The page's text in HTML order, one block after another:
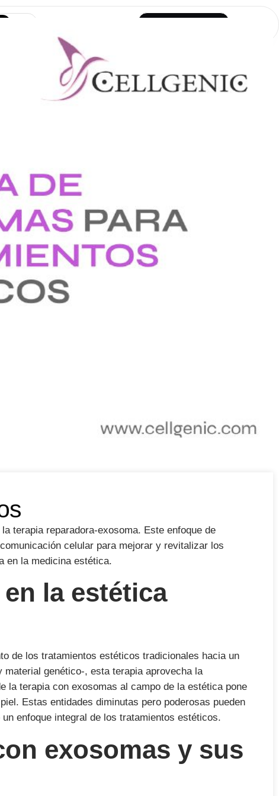
terapia reparadora-exosoma. Este enfoque de
celular para mejorar y revitalizar los
en la medicina estética.
la estética
de los tratamientos estéticos tradicionales hacia un
genético-, esta terapia aprovecha la
la terapia con exosomas al campo de la estética pone
Estas entidades diminutas pero poderosas pueden
enfoque integral de los tratamientos estéticos.
exosomas y sus